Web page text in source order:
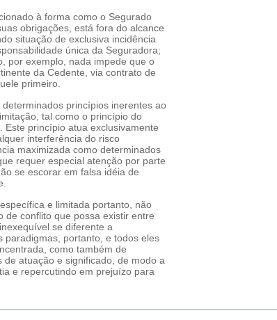
à forma como o Segurado
obrigações, está fora do alcance
situação de exclusiva incidência
única da Seguradora;
por exemplo, nada impede que o
da Cedente, via contrato de
primeiro.
princípios inerentes ao
tal como o princípio do
princípio atua exclusivamente
interferência do risco
maximizada como determinados
requer especial atenção por parte
se escorar em falsa idéia de
e limitada portanto, não
de conflito que possa existir entre
se diferente a
paradigmas, portanto, e todos eles
como também de
atuação e significado, de modo a
e repercutindo em prejuízo para